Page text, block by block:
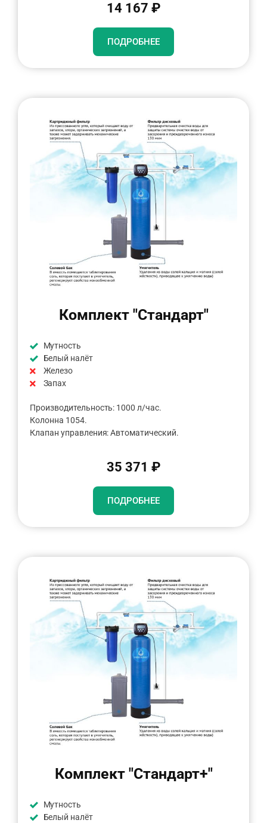
14 167 ₽
ПОДРОБНЕЕ
Комплект "Стандарт"
Мутность
Белый налёт
Железо
Запах
Производительность: 1000 л/час.
Колонна 1054.
Клапан управления: Автоматический.
35 371 ₽
ПОДРОБНЕЕ
Комплект "Стандарт+"
Мутность
Белый налёт